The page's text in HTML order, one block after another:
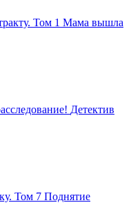
Мама вышла
Детектив
Поднятие